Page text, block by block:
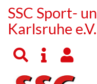
SSC Sport-
Karlsruhe e.V.